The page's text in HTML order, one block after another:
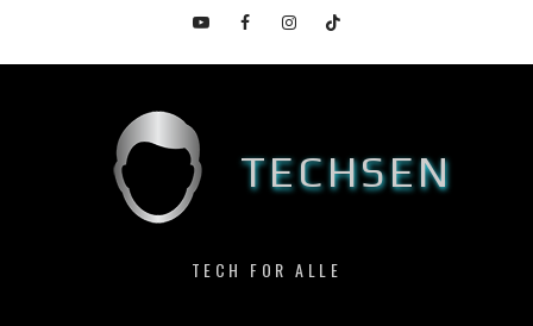
content
YouTubeFacebookInstagramTikTok
TECHSEN
TECH FOR ALLE